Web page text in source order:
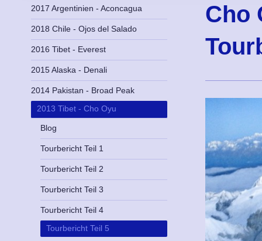
Cho
2017 Argentinien - Aconcagua
2018 Chile - Ojos del Salado
2016 Tibet - Everest
2015 Alaska - Denali
2014 Pakistan - Broad Peak
2013 Tibet - Cho Oyu
Blog
Tourbericht Teil 1
Tourbericht Teil 2
Tourbericht Teil 3
Tourbericht Teil 4
Tourbericht Teil 5